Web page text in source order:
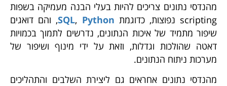
מהנדסי נתונים צריכים להיות בעלי הבנה מעמיקה בשפות
scripting נפוצות, כדוגמת
SQL, Python
, והם דואגים
שיפור מתמיד של איכות הנתונים, נדרשים לתמוך בכמויות
דאטה שהולכות וגדלות, וזאת על ידי מינוף ושיפור של
מערכות ניתוח הנתונים.
מהנדסי נתונים אחראים גם ליצירת השלבים והתהליכים